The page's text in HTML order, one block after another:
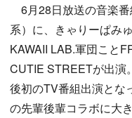
6月28日放送の音楽
系）に、きゃりーぱみ
KAWAII LAB.軍団こと
CUTIE STREETが出演
後初のTV番組出演とな
の先輩後輩コラボに大